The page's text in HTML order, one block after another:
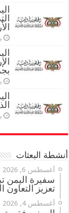
أنشطة البعثات
أغسطس 6, 2026
سفيرة اليمن
تعزيز التعاون
أغسطس 4, 2026